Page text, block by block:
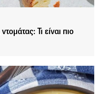
Τι είναι πιο